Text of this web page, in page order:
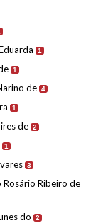
1
1
de 4
1
de 2
1
3
Ribeiro de
do 2